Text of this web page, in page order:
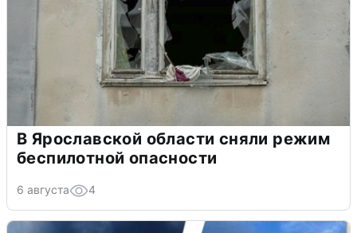
В Ярославской области сняли режим
беспилотной опасности
6 августа 4